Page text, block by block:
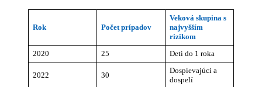
Rok Počet prípadov
Veková skupina s
najvyšším
rizikom
2020
25 Deti do 1 roka
2022 30
Dospievajúci a
dospelí